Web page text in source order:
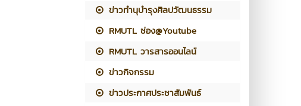
ข่าวทำนุบำรุงศิลปวัฒนธรรม
RMUTL ช่อง@Youtube
RMUTL วารสารออนไลน์
ข่าวกิจกรรม
ข่าวประกาศประชาสัมพันธ์